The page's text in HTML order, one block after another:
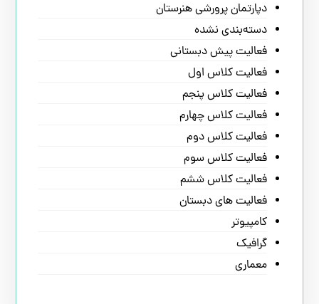
دپارتمان پرورشی هنرستان
دسته‌بندی نشده
فعالیت پیش دبستانی
فعالیت کلاس اول
فعالیت کلاس پنجم
فعالیت کلاس چهارم
فعالیت کلاس دوم
فعالیت کلاس سوم
فعالیت کلاس ششم
فعالیت های دبستان
کامپیوتر
گرافیک
معماری